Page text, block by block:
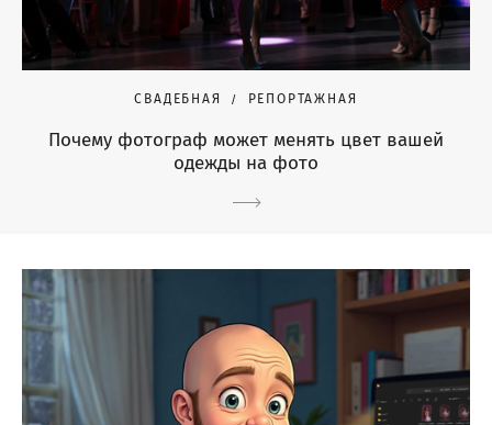
СВАДЕБНАЯ РЕПОРТАЖНАЯ
Почему фотограф может менять цвет вашей
одежды на фото